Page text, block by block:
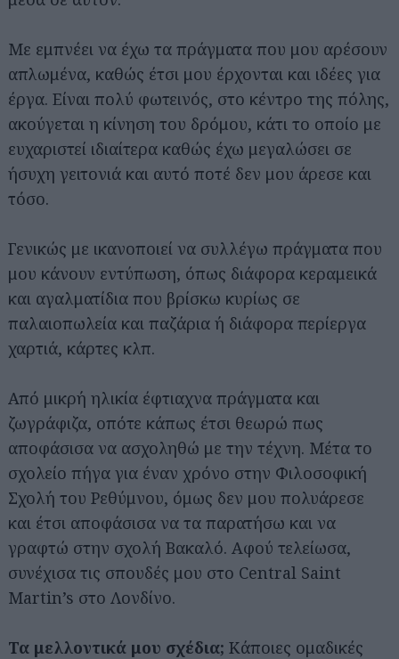
Με εμπνέει να έχω τα πράγματα που μου αρέσουν
απλωμένα, καθώς έτσι μου έρχονται και ιδέες για
έργα. Είναι πολύ φωτεινός, στο κέντρο της πόλης,
ακούγεται η κίνηση του δρόμου, κάτι το οποίο με
ευχαριστεί ιδιαίτερα καθώς έχω μεγαλώσει σε
ήσυχη γειτονιά και αυτό ποτέ δεν μου άρεσε και
τόσο.
Γενικώς με ικανοποιεί να συλλέγω πράγματα που
μου κάνουν εντύπωση, όπως διάφορα κεραμεικά
και αγαλματίδια που βρίσκω κυρίως σε
παλαιοπωλεία και παζάρια ή διάφορα περίεργα
χαρτιά, κάρτες κλπ.
Από μικρή ηλικία έφτιαχνα πράγματα και
ζωγράφιζα, οπότε κάπως έτσι θεωρώ πως
αποφάσισα να ασχοληθώ με την τέχνη. Μέτα το
σχολείο πήγα για έναν χρόνο στην Φιλοσοφική
Σχολή του Ρεθύμνου, όμως δεν μου πολυάρεσε
και έτσι αποφάσισα να τα παρατήσω και να
γραφτώ στην σχολή Βακαλό. Αφού τελείωσα,
συνέχισα τις σπουδές μου στο Central Saint
Martin’s στο Λονδίνο.
Τα μελλοντικά μου σχέδια; Κάποιες ομαδικές